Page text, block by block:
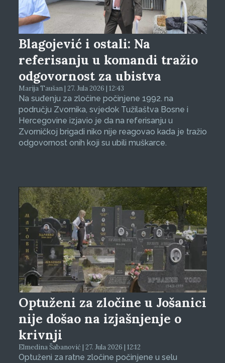
Blagojević i ostali: Na
referisanju u komandi tražio
odgovornost za ubistva
Marija Taušan | 27. Jula 2026 | 12:43
Na suđenju za zločine počinjene 1992. na
području Zvornika, svjedok Tužilaštva Bosne i
Hercegovine izjavio je da na referisanju u
Zvorničkoj brigadi niko nije reagovao kada je tražio
odgovornost onih koji su ubili muškarce.
Optuženi za zločine u Jošanici
nije došao na izjašnjenje o
krivnji
Elmedina Šabanović | 27. Jula 2026 | 12:12
Optuženi za ratne zločine počinjene u selu